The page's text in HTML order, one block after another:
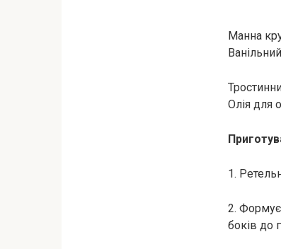
Манна
Олія для
1.
2.
боків до